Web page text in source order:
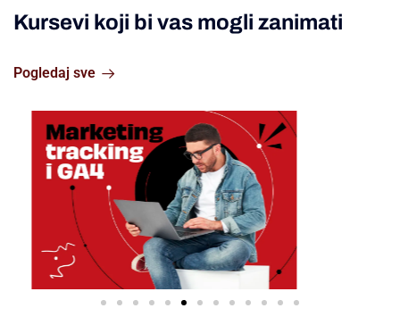
Kursevi koji bi vas mogli zanimati
Pogledaj sve